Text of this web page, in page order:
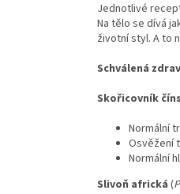
Jednotlivé
Na tělo se dívá
životní styl. A to
Schválená
Skořicovník
Normální
Osvěžení
Normální
Slivoň africká (